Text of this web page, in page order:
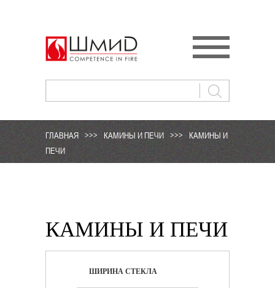
ГЛАВНАЯ >>> КАМИНЫ И ПЕЧИ >>>
КАМИНЫ И
ПЕЧИ
КАМИНЫ И ПЕЧИ
ШИРИНА СТЕКЛА